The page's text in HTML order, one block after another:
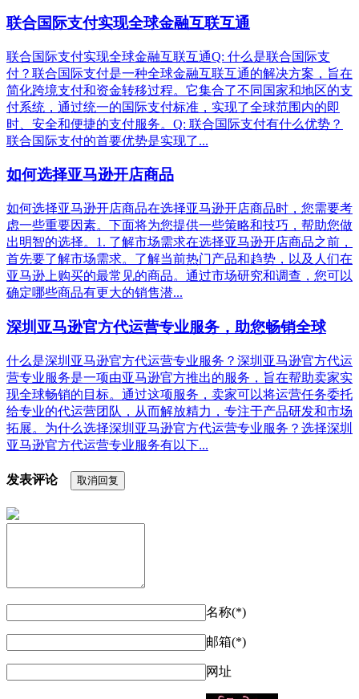
联合国际支付实现全球金融互联互通
联合国际支付实现全球金融互联互通Q: 什么是联合国际支
付？联合国际支付是一种全球金融互联互通的解决方案，旨在
简化跨境支付和资金转移过程。它集合了不同国家和地区的支
付系统，通过统一的国际支付标准，实现了全球范围内的即
时、安全和便捷的支付服务。Q: 联合国际支付有什么优势？
联合国际支付的首要优势是实现了...
如何选择亚马逊开店商品
如何选择亚马逊开店商品在选择亚马逊开店商品时，您需要考
虑一些重要因素。下面将为您提供一些策略和技巧，帮助您做
出明智的选择。1. 了解市场需求在选择亚马逊开店商品之前，
首先要了解市场需求。了解当前热门产品和趋势，以及人们在
亚马逊上购买的最常见的商品。通过市场研究和调查，您可以
确定哪些商品有更大的销售潜...
深圳亚马逊官方代运营专业服务，助您畅销全球
什么是深圳亚马逊官方代运营专业服务？深圳亚马逊官方代运
营专业服务是一项由亚马逊官方推出的服务，旨在帮助卖家实
现全球畅销的目标。通过这项服务，卖家可以将运营任务委托
给专业的代运营团队，从而解放精力，专注于产品研发和市场
拓展。为什么选择深圳亚马逊官方代运营专业服务？选择深圳
亚马逊官方代运营专业服务有以下...
发表评论 取消回复
名称(*)
邮箱(*)
网址